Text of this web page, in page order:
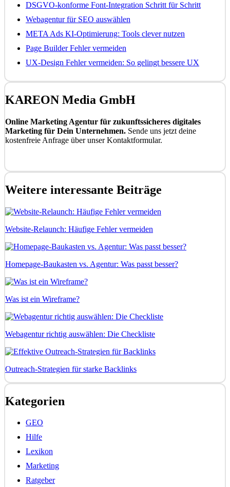
DSGVO-konforme Font-Integration Schritt für Schritt
Webagentur für SEO auswählen
META Ads KI-Optimierung: Tools clever nutzen
Page Builder Fehler vermeiden
UX-Design Fehler vermeiden: So gelingt bessere UX
KAREON Media GmbH
Online Marketing Agentur für zukunftssicheres digitales
Marketing für Dein Unternehmen. Sende uns jetzt deine
kostenfreie Anfrage über unser Kontaktformular.
Weitere interessante Beiträge
Website-Relaunch: Häufige Fehler vermeiden
Homepage-Baukasten vs. Agentur: Was passt besser?
Was ist ein Wireframe?
Webagentur richtig auswählen: Die Checkliste
Outreach-Strategien für starke Backlinks
Kategorien
GEO
Hilfe
Lexikon
Marketing
Ratgeber